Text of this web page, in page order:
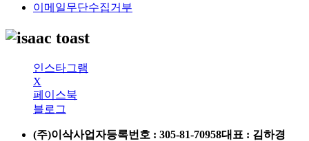
이메일무단수집거부
인스타그램
X
페이스북
블로그
(주)이삭사업자등록번호 : 305-81-70958대표 : 김하경